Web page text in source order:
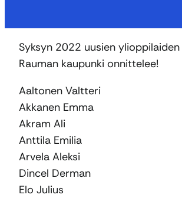
Syksyn 2022 uusien
Rauman kaupunki onnittelee!
Aaltonen Valtteri
Akkanen Emma
Akram Ali
Anttila Emilia
Arvela Aleksi
Dincel Derman
Elo Julius